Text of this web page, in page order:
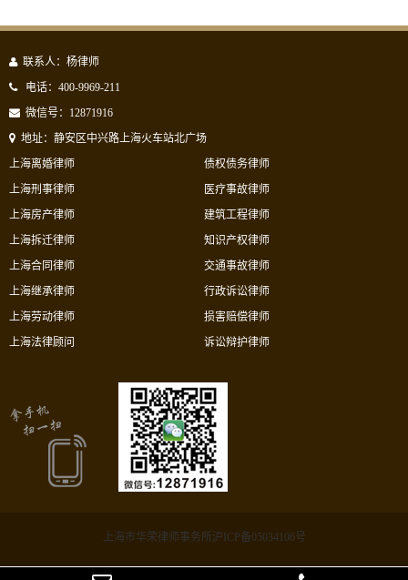
联系人：杨律师
电话：400-9969-211
微信号：12871916
地址：静安区中兴路上海火车站北广场
上海离婚律师
上海刑事律师
上海房产律师
上海拆迁律师
债权债务律师
医疗事故律师
建筑工程律师
知识产权律师
上海合同律师
上海继承律师
上海劳动律师
上海法律顾问
交通事故律师
行政诉讼律师
损害赔偿律师
诉讼辩护律师
上海市华荣律师事务所沪ICP备05034106号